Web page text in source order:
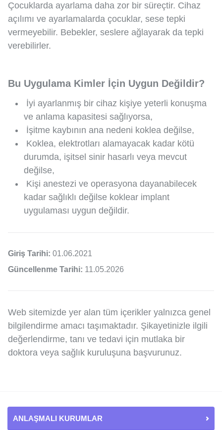
Çocuklarda ayarlama daha zor bir süreçtir. Cihaz
açılımı ve ayarlamalarda çocuklar, sese tepki
vermeyebilir. Bebekler, seslere ağlayarak da tepki
verebilirler.
Bu Uygulama Kimler İçin Uygun Değildir?
İyi ayarlanmış bir cihaz kişiye yeterli konuşma
ve anlama kapasitesi sağlıyorsa,
İşitme kaybının ana nedeni koklea değilse,
Koklea, elektrotları alamayacak kadar kötü
durumda, işitsel sinir hasarlı veya mevcut
değilse,
Kişi anestezi ve operasyona dayanabilecek
kadar sağlıklı değilse koklear implant
uygulaması uygun değildir.
Giriş Tarihi: 01.06.2021
Güncellenme Tarihi: 11.05.2026
Web sitemizde yer alan tüm içerikler yalnızca genel
bilgilendirme amacı taşımaktadır. Şikayetinizle ilgili
değerlendirme, tanı ve tedavi için mutlaka bir
doktora veya sağlık kuruluşuna başvurunuz.
ANLAŞMALI KURUMLAR